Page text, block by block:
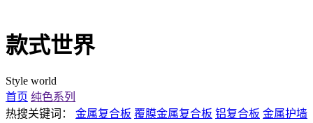
款式世界
Style world
首页 纯色系列
热搜关键词：
金属复合板 覆膜金属复合板 铝复合板 金属护墙